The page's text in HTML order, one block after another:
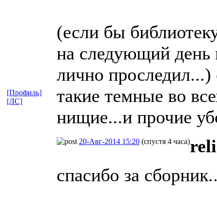
(если бы
на следующий день
лично проследил...)
такие темные во
нищие...и прочие
[Профиль]
[ЛС]
20-Авг-2014 15:20 (спустя 4 часа)
спасибо за